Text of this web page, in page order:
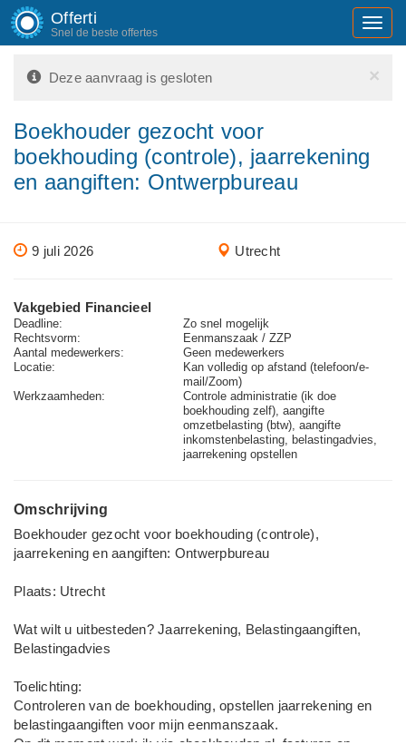
Offerti
Snel de beste offertes
×
Deze aanvraag is gesloten
Boekhouder gezocht voor
boekhouding (controle), jaarrekening
en aangiften: Ontwerpbureau
9 juli 2026 Utrecht
Vakgebied Financieel
Deadline:
Zo snel mogelijk
Rechtsvorm:
Eenmanszaak / ZZP
Aantal medewerkers:
Geen medewerkers
Locatie:
Kan volledig op afstand (telefoon/e-
mail/Zoom)
Werkzaamheden:
Controle administratie (ik doe
boekhouding zelf), aangifte
omzetbelasting (btw), aangifte
inkomstenbelasting, belastingadvies,
jaarrekening opstellen
Omschrijving
Boekhouder gezocht voor boekhouding (controle),
jaarrekening en aangiften: Ontwerpbureau
Plaats: Utrecht
Wat wilt u uitbesteden? Jaarrekening, Belastingaangiften,
Belastingadvies
Toelichting:
Controleren van de boekhouding, opstellen jaarrekening en
belastingaangiften voor mijn eenmanszaak.